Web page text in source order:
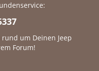
rund um Deinen Jeep
Forum!